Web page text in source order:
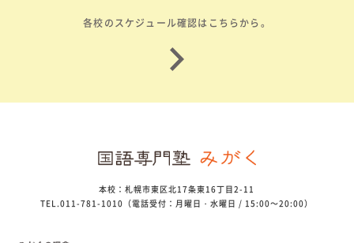
各校のスケジュール確認はこちらから。
本校：札幌市東区北17条東16丁目2-11
TEL.011-781-1010（電話受付：月曜日・水曜日 / 15:00～20:00）